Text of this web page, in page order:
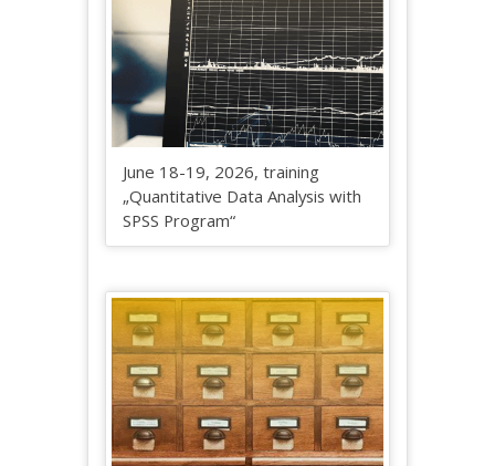
June 18-19, 2026, training
„Quantitative Data Analysis with
SPSS Program“